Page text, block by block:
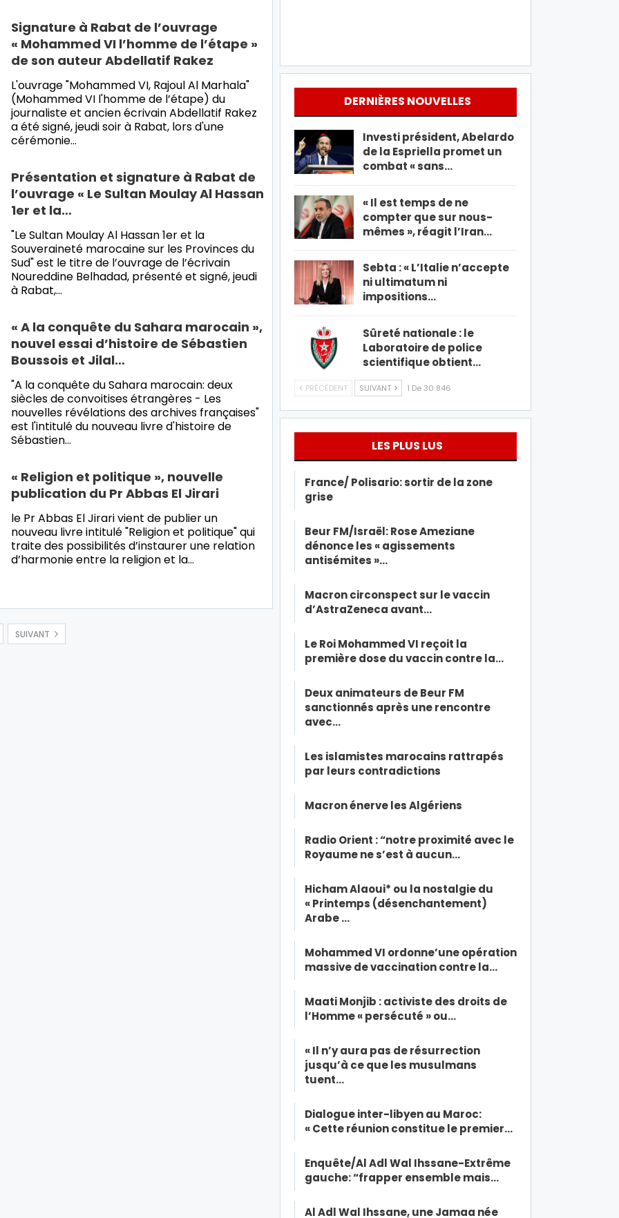
Signature à Rabat de l’ouvrage
« Mohammed VI l’homme de l’étape »
de son auteur Abdellatif Rakez
L'ouvrage "Mohammed VI, Rajoul Al Marhala"
(Mohammed VI l'homme de l’étape) du
journaliste et ancien écrivain Abdellatif Rakez
a été signé, jeudi soir à Rabat, lors d'une
cérémonie…
Présentation et signature à Rabat de
l’ouvrage « Le Sultan Moulay Al Hassan
1er et la…
"Le Sultan Moulay Al Hassan 1er et la
Souveraineté marocaine sur les Provinces du
Sud" est le titre de l’ouvrage de l’écrivain
Noureddine Belhadad, présenté et signé, jeudi
à Rabat,…
« A la conquête du Sahara marocain »,
nouvel essai d’histoire de Sébastien
Boussois et Jilal…
"A la conquête du Sahara marocain: deux
siècles de convoitises étrangères - Les
nouvelles révélations des archives françaises"
est l'intitulé du nouveau livre d'histoire de
Sébastien…
« Religion et politique », nouvelle
publication du Pr Abbas El Jirari
le Pr Abbas El Jirari vient de publier un
nouveau livre intitulé "Religion et politique" qui
traite des possibilités d’instaurer une relation
d’harmonie entre la religion et la…
SUIVANT
DERNIÈRES NOUVELLES
Investi président, Abelardo
de la Espriella promet un
combat « sans…
« Il est temps de ne
compter que sur nous-
mêmes », réagit l’Iran…
Sebta : « L’Italie n’accepte
ni ultimatum ni
impositions…
Sûreté nationale : le
Laboratoire de police
scientifique obtient…
PRÉCÉDENT SUIVANT 1 De 30 846
LES PLUS LUS
France/ Polisario: sortir de la zone
grise
Beur FM/Israël: Rose Ameziane
dénonce les « agissements
antisémites »…
Macron circonspect sur le vaccin
d’AstraZeneca avant…
Le Roi Mohammed VI reçoit la
première dose du vaccin contre la…
Deux animateurs de Beur FM
sanctionnés après une rencontre
avec…
Les islamistes marocains rattrapés
par leurs contradictions
Macron énerve les Algériens
Radio Orient : “notre proximité avec le
Royaume ne s’est à aucun…
Hicham Alaoui* ou la nostalgie du
« Printemps (désenchantement)
Arabe …
Mohammed VI ordonne’une opération
massive de vaccination contre la…
Maati Monjib : activiste des droits de
l’Homme « persécuté » ou…
« Il n’y aura pas de résurrection
jusqu’à ce que les musulmans
tuent…
Dialogue inter-libyen au Maroc:
« Cette réunion constitue le premier…
Enquête/Al Adl Wal Ihssane-Extrême
gauche: “frapper ensemble mais…
Al Adl Wal Ihssane, une Jamaa née